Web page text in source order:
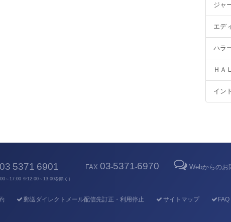
ジャ
エデ
ハラ
ＨＡ
イン
03-5371-6901
～17:00 ※12:00～13:00を除く）
FAX 03-5371-6970 Webからのお
郵送ダイレクトメール配信先訂正・利用停止 サイトマップ FAQ